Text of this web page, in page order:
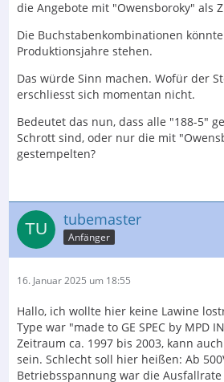
die Angebote mit "Owensboroky" als
Die Buchstabenkombinationen
Produktionsjahre stehen.
Das würde Sinn machen. Wofür der
erschliesst sich momentan nicht.
Bedeutet das nun, dass alle "188-5"
Schrott sind, oder nur die mit
gestempelten?
tubemaster
Anfänger
16. Januar 2025 um 18:55
Hallo, ich wollte hier keine Lawine
Type war "made to GE SPEC by MPD
Zeitraum ca. 1997 bis 2003, kann
sein. Schlecht soll hier heißen: Ab
Betriebsspannung war die